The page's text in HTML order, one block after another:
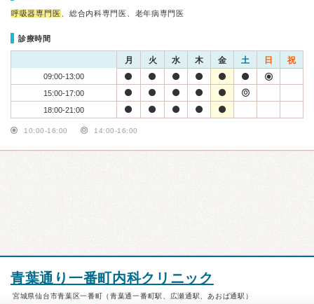
呼吸器専門医 、総合内科専門医、老年病専門医
診療時間
月 火 水 木 金 土 日 祝
09:00-13:00
15:00-17:00
18:00-21:00
10:00-16:00 14:00-16:00
青葉通り一番町内科クリニック
宮城県仙台市青葉区一番町（青葉通一番町駅、広瀬通駅、あおば通駅）